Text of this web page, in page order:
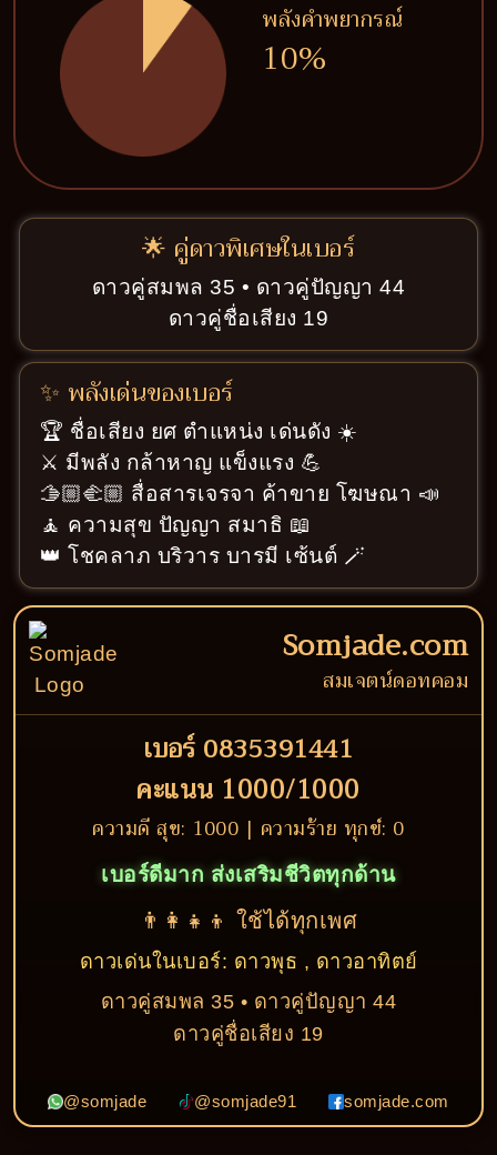
พลังคำพยากรณ์
10%
🌟 คู่ดาวพิเศษในเบอร์
ดาวคู่สมพล 35 • ดาวคู่ปัญญา 44
ดาวคู่ชื่อเสียง 19
✨ พลังเด่นของเบอร์
🏆 ชื่อเสียง ยศ ตำแหน่ง เด่นดัง ☀️
⚔️ มีพลัง กล้าหาญ แข็งแรง 💪
🫱🏼‍🫲🏼 สื่อสารเจรจา ค้าขาย โฆษณา 📣
🧘 ความสุข ปัญญา สมาธิ 📖
👑 โชคลาภ บริวาร บารมี เซ้นต์ 🪄
Somjade.com
สมเจตน์ดอทคอม
เบอร์ 0835391441
คะแนน 1000/1000
ความดี สุข: 1000 | ความร้าย ทุกข์: 0
เบอร์ดีมาก ส่งเสริมชีวิตทุกด้าน
👨‍👩‍👧‍👦 ใช้ได้ทุกเพศ
ดาวเด่นในเบอร์: ดาวพุธ , ดาวอาทิตย์
ดาวคู่สมพล 35 • ดาวคู่ปัญญา 44
ดาวคู่ชื่อเสียง 19
@somjade @somjade91 somjade.com